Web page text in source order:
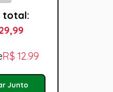
total:
R$ 12.99
Junto